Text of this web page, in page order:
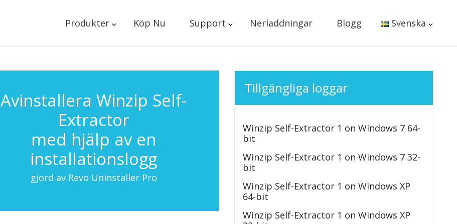
Produkter Köp Nu Support Nerladdningar Blogg Svenska
Avinstallera Winzip Self-
Extractor
med hjälp av en
installationslogg
gjord av Revo Uninstaller Pro
Tillgängliga loggar
Winzip Self-Extractor 1 on Windows 7 64-
bit
Winzip Self-Extractor 1 on Windows 7 32-
bit
Winzip Self-Extractor 1 on Windows XP
64-bit
Winzip Self-Extractor 1 on Windows XP